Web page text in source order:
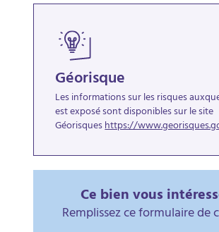
Géorisque
Les informations sur les risques
est exposé sont disponibles sur le site
Géorisqueshttps://
Ce bien vous
Remplissez ce formulaire de